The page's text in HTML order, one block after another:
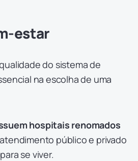
estar
do sistema de
na escolha de uma
hospitais renomados
público e privado
se viver.